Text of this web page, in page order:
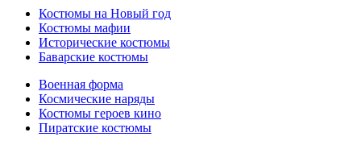
Костюмы на Новый год
Костюмы мафии
Исторические костюмы
Баварские костюмы
Военная форма
Космические наряды
Костюмы героев кино
Пиратские костюмы